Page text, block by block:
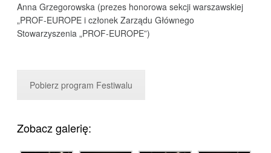
Anna Grzegorowska (prezes honorowa sekcji warszawskiej
„PROF-EUROPE i członek Zarządu Głównego
Stowarzyszenia „PROF-EUROPE”)
Pobierz program Festiwalu
Zobacz galerię: